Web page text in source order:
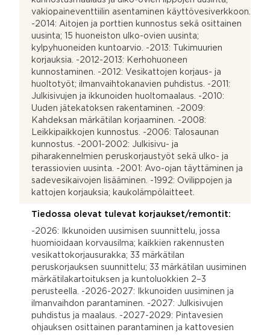
vakiopaineventtiilin asentaminen käyttövesiverkkoon.
-2014: Aitojen ja porttien kunnostus sekä osittainen
uusinta; 15 huoneiston ulko-ovien uusinta;
kylpyhuoneiden kuntoarvio. -2013: Tukimuurien
korjauksia. -2012-2013: Kerhohuoneen
kunnostaminen. -2012: Vesikattojen korjaus- ja
huoltotyöt; ilmanvaihtokanavien puhdistus. -2011:
Julkisivujen ja ikkunoiden huoltomaalaus. -2010:
Uuden jätekatoksen rakentaminen. -2009:
Kahdeksan märkätilan korjaaminen. -2008:
Leikkipaikkojen kunnostus. -2006: Talosaunan
kunnostus. -2001-2002: Julkisivu- ja
piharakennelmien peruskorjaustyöt sekä ulko- ja
terassiovien uusinta. -2001: Avo-ojan täyttäminen ja
sadevesikaivojen lisääminen. -1992: Ovilippojen ja
kattojen korjauksia; kaukolämpölaitteet.
Tiedossa olevat tulevat korjaukset/remontit:
-2026: Ikkunoiden uusimisen suunnittelu, jossa
huomioidaan korvausilma; kaikkien rakennusten
vesikattokorjausurakka; 33 märkätilan
peruskorjauksen suunnittelu; 33 märkätilan uusiminen
märkätilakartoituksen ja kuntoluokkien 2–3
perusteella. -2026-2027: Ikkunoiden uusiminen ja
ilmanvaihdon parantaminen. -2027: Julkisivujen
puhdistus ja maalaus. -2027-2029: Pintavesien
ohjauksen osittainen parantaminen ja kattovesien